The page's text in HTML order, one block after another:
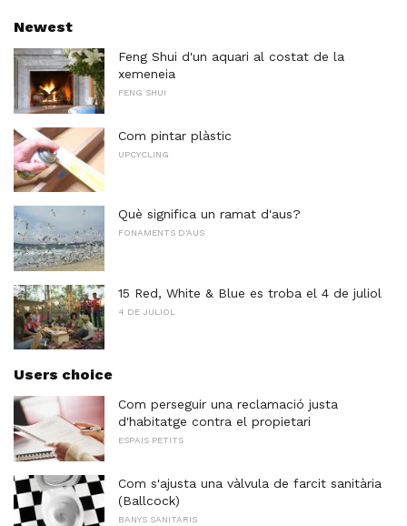
Newest
Feng Shui d'un aquari al costat de la
xemeneia
FENG SHUI
Com pintar plàstic
UPCYCLING
Què significa un ramat d'aus?
FONAMENTS D'AUS
15 Red, White & Blue es troba el 4 de juliol
4 DE JULIOL
Users choice
Com perseguir una reclamació justa
d'habitatge contra el propietari
ESPAIS PETITS
Com s'ajusta una vàlvula de farcit sanitària
(Ballcock)
BANYS SANITARIS